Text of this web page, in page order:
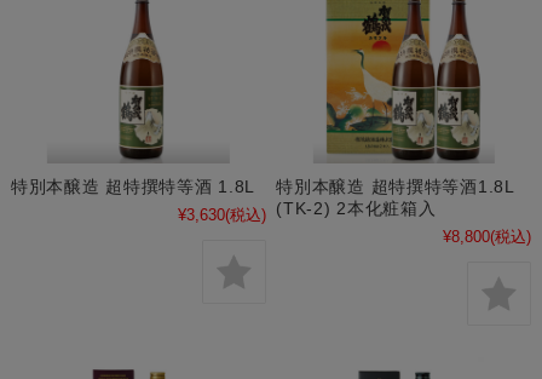
特別本醸造 超特撰特等酒 1.8L
¥3,630(税込)
特別本醸造 超特撰特等酒1.8L
(TK-2) 2本化粧箱入
¥8,800(税込)